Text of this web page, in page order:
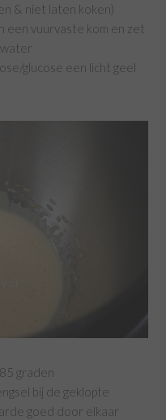
& niet laten koken)
een vuurvaste kom en zet
glucose een licht geel
graden
bij de geklopte
goed door elkaar